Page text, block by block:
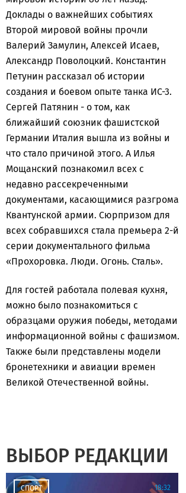
Доклады о важнейших событиях
Второй мировой войны прочли
Валерий Замулин, Алексей Исаев,
Александр Поволоцкий. Константин
Петунин рассказал об истории
создания и боевом опыте танка ИС-3.
Сергей Патянин - о том, как
ближайший союзник фашистской
Германии Италия вышла из войны и
что стало причиной этого. А Илья
Мощанский познакомил всех с
недавно рассекреченными
документами, касающимися разгрома
Квантунской армии. Сюрпризом для
всех собравшихся стала премьера 2-й
серии документального фильма
«Прохоровка. Люди. Огонь. Сталь».
Для гостей работала полевая кухня,
можно было познакомиться с
образцами оружия победы, методами
информационной войны с фашизмом.
Также были представлены модели
бронетехники и авиации времен
Великой Отечественной войны.
ВЫБОР РЕДАКЦИИ
СПОРТ 18:32